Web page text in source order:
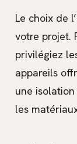
Le choix de
votre projet.
privilégiez
appareils
une
les